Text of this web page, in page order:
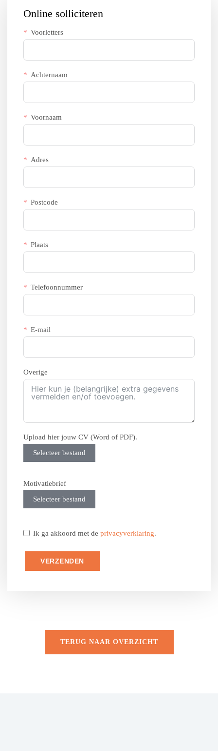
Online solliciteren
Voorletters
Achternaam
Voornaam
Adres
Postcode
Plaats
Telefoonnummer
E-mail
Overige
Upload hier jouw CV (Word of PDF).
Selecteer bestand
Motivatiebrief
Selecteer bestand
Ik ga akkoord met de privacyverklaring.
VERZENDEN
TERUG NAAR OVERZICHT